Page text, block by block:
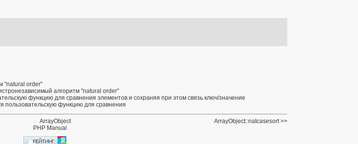
"natural order"
алгоритм "natural order"
функцию для сравнения элементов и сохраняя при этом связь ключ/значение
пользовательскую функцию для сравнения
ArrayObject::natcasesort
ArrayObject
PHP Manual